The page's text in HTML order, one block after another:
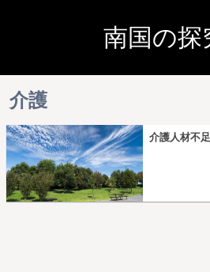
南国の探
介護
介護人材不